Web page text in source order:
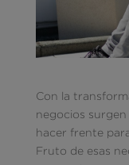
Con la
negocios
hacer frente
Fruto de esas